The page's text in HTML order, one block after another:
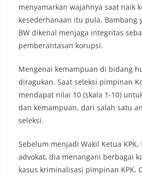
menyamarkan wajahnya saat naik
kesederhanaan itu pula, Bambang
BW dikenal menjaga integritas
pemberantasan korupsi.
Mengenai kemampuan di bidang
diragukan. Saat seleksi pimpinan
mendapat nilai 10 (skala 1-10)
dan kemampuan, dari salah satu
seleksi.
Sebelum menjadi Wakil Ketua
advokat, dia menangani berbagai
kasus kriminalisasi pimpinan KPK,